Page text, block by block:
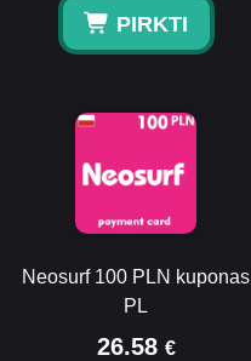
PIRKTI
Neosurf 100 PLN kuponas
PL
26.58 €